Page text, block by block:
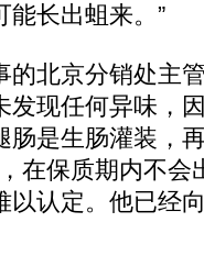
能长出蛆来。”
北京分销处主
发现任何异味，
肠是生肠灌装，
在保质期内不会
以认定。他已经